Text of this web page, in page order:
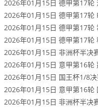
2026年01月15日 德甲第17轮
2026年01月15日 德甲第17轮
2026年01月15日 德甲第17轮
2026年01月15日 德甲第17轮
2026年01月15日 非洲杯半决
2026年01月15日 意甲第16轮
2026年01月15日 国王杯1/8
2026年01月15日 意甲第16轮
2026年01月15日 非洲杯半决